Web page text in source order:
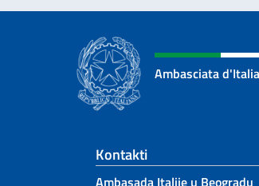
Ambasciata
Footer
Kontakti
Ambasada Italije u Beogradu